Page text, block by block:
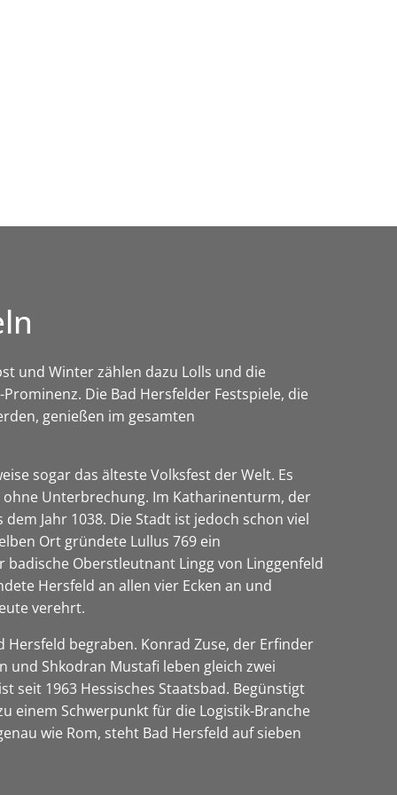
und Winter zählen dazu Lolls und die
Die Bad Hersfelder Festspiele, die
genießen im gesamten
sogar das älteste Volksfest der Welt. Es
ohne Unterbrechung. Im Katharinenturm, der
Jahr 1038. Die Stadt ist jedoch schon viel
Ort gründete Lullus 769 ein
Oberstleutnant Lingg von Linggenfeld
Hersfeld an allen vier Ecken an und
verehrt.
begraben. Konrad Zuse, der Erfinder
und Shkodran Mustafi leben gleich zwei
seit 1963 Hessisches Staatsbad. Begünstigt
einem Schwerpunkt für die Logistik-Branche
wie Rom, steht Bad Hersfeld auf sieben